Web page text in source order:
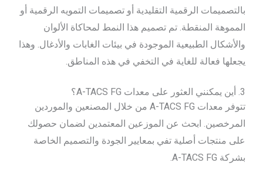
بالتصميمات الرقمية التقليدية أو تصميمات التمويه الرقمية أو
المموهة المنقطة. تم تصميم هذا النمط لمحاكاة الألوان
والأشكال الطبيعية الموجودة في بيئات الغابات والأدغال. وهذا
يجعلها فعالة للغاية في التخفي في هذه المناطق.
3. أين يمكنني العثور على معدات A-TACS FG؟
تتوفر معدات A-TACS FG من خلال المصنعين والموردين
المرخصين. ابحث عن الموزعين المعتمدين لضمان حصولك
على منتجات أصلية تفي بمعايير الجودة والتصميم الخاصة
بشركة A-TACS FG.